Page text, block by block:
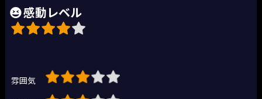
感動レベル
雰囲気